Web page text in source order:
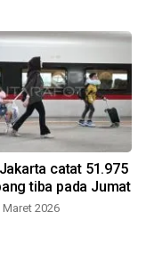
catat 51.975
tiba pada Jumat
2026